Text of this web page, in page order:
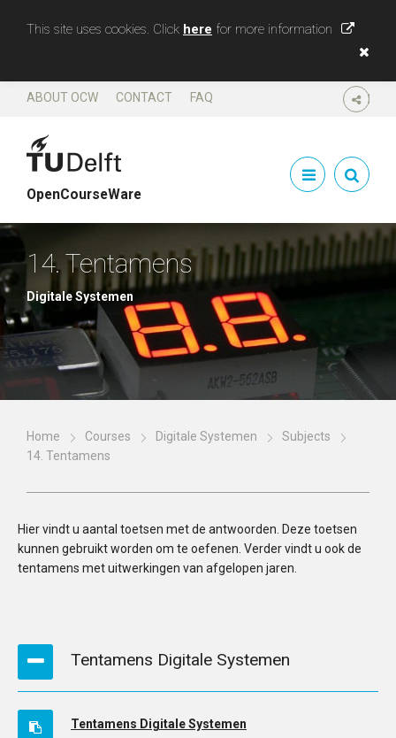
This site uses cookies. Click here for more information
SHARE
ABOUT OCW CONTACT FAQ
OpenCourseWare
14. Tentamens
Digitale Systemen
Home Courses Digitale Systemen
Subjects
14. Tentamens
Hier vindt u aantal toetsen met de antwoorden. Deze toetsen
kunnen gebruikt worden om te oefenen. Verder vindt u ook de
tentamens met uitwerkingen van afgelopen jaren.
Tentamens Digitale Systemen
Tentamens Digitale Systemen